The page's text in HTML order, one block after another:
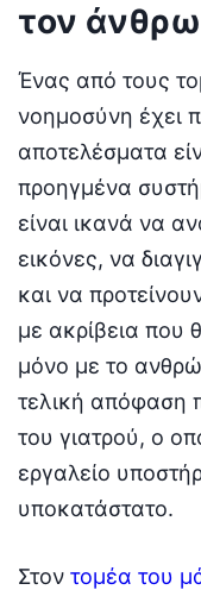
τον
Ένας από τους
νοημοσύνη έχει
αποτελέσματα
προηγμένα
είναι ικανά να
εικόνες, να
και να
με ακρίβεια που
μόνο με το
τελική απόφαση
του γιατρού, ο
εργαλείο
υποκατάστατο.
Στον τομέα του